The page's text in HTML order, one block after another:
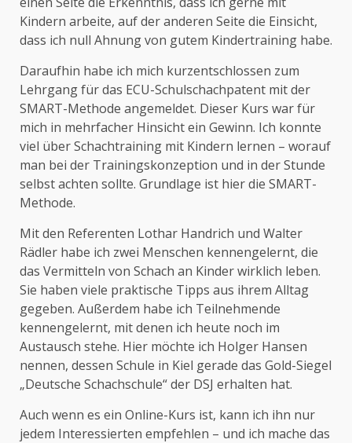
Kindern arbeite, auf der anderen Seite die Einsicht,
dass ich null Ahnung von gutem Kindertraining habe.
Daraufhin habe ich mich kurzentschlossen zum
Lehrgang für das ECU-Schulschachpatent mit der
SMART-Methode angemeldet. Dieser Kurs war für
mich in mehrfacher Hinsicht ein Gewinn. Ich konnte
viel über Schachtraining mit Kindern lernen – worauf
man bei der Trainingskonzeption und in der Stunde
selbst achten sollte. Grundlage ist hier die SMART-
Methode.
Mit den Referenten Lothar Handrich und Walter
Rädler habe ich zwei Menschen kennengelernt, die
das Vermitteln von Schach an Kinder wirklich leben.
Sie haben viele praktische Tipps aus ihrem Alltag
gegeben. Außerdem habe ich Teilnehmende
kennengelernt, mit denen ich heute noch im
Austausch stehe. Hier möchte ich Holger Hansen
nennen, dessen Schule in Kiel gerade das Gold-Siegel
„Deutsche Schachschule“ der DSJ erhalten hat.
Auch wenn es ein Online-Kurs ist, kann ich ihn nur
jedem Interessierten empfehlen – und ich mache das